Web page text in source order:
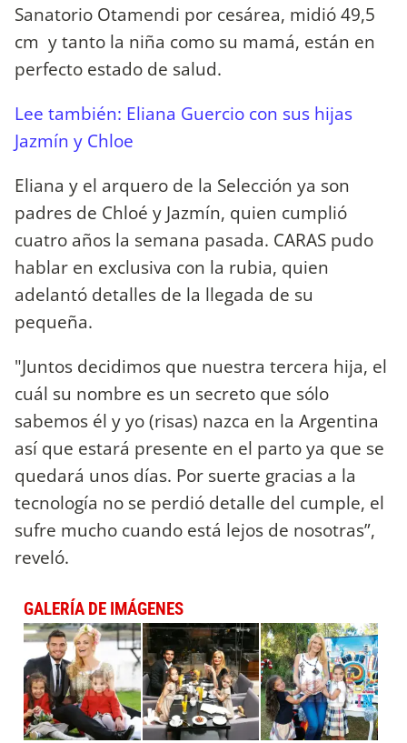
Sanatorio Otamendi por cesárea, midió 49,5
cm y tanto la niña como su mamá, están en
perfecto estado de salud.
Lee también: Eliana Guercio con sus hijas
Jazmín y Chloe
Eliana y el arquero de la Selección ya son
padres de Chloé y Jazmín, quien cumplió
cuatro años la semana pasada. CARAS pudo
hablar en exclusiva con la rubia, quien
adelantó detalles de la llegada de su
pequeña.
"Juntos decidimos que nuestra tercera hija, el
cuál su nombre es un secreto que sólo
sabemos él y yo (risas) nazca en la Argentina
así que estará presente en el parto ya que se
quedará unos días. Por suerte gracias a la
tecnología no se perdió detalle del cumple, el
sufre mucho cuando está lejos de nosotras”,
reveló.
GALERÍA DE IMÁGENES